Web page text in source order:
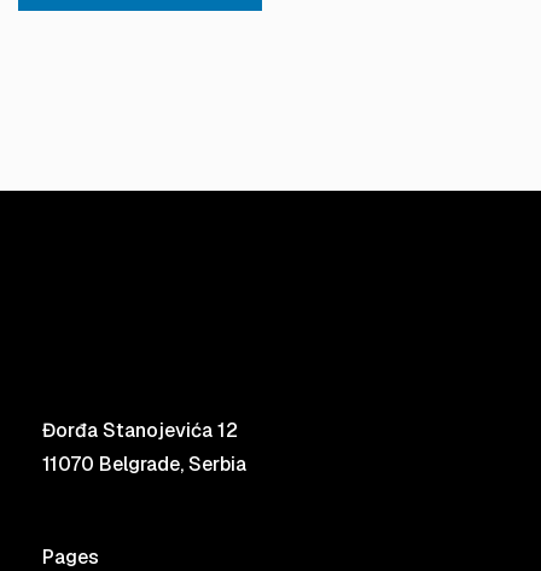
Đorđa Stanojevića 12
11070 Belgrade, Serbia
Pages